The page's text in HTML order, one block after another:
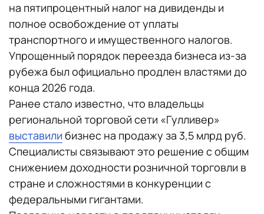
на пятипроцентный налог на дивиденды и
полное освобождение от уплаты
транспортного и имущественного налогов.
Упрощенный порядок переезда бизнеса из-за
рубежа был официально продлен властями до
конца 2026 года.
Ранее стало известно, что владельцы
региональной торговой сети «Гулливер»
выставили бизнес на продажу за 3,5 млрд руб.
Специалисты связывают это решение с общим
снижением доходности розничной торговли в
стране и сложностями в конкуренции с
федеральными гигантами.